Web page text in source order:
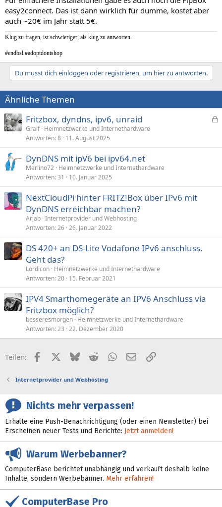
easy2connect. Das ist dann wirklich für dumme, kostet aber
auch ~20€ im Jahr statt 5€.
Klug zu fragen, ist schwieriger, als klug zu antworten.
#endbsl #adoptdontshop
Du musst dich einloggen oder registrieren, um hier zu antworten.
Ähnliche Themen
p
Fritzbox, dyndns, ipv6, unraid
Graif Heimnetzwerke und Internethardware
Antworten 8 11. August 2025
DynDNS mit ipV6 bei ipv64.net
Merlino72 Heimnetzwerke und Internethardware
Antworten 31 10. Januar 2025
NextCloudPi hinter FRITZ!Box über IPv6 mit
DynDNS erreichbar machen?
Arjab Internetprovider und Webhosting
Antworten 26 26. Januar 2022
DS 420+ an DS-Lite Vodafone IPv6 anschluss.
Geht das?
Lordicon Heimnetzwerke und Internethardware
Antworten 20 15. Februar 2021
IPV4 Smarthomegeräte an IPV6 Anschluss via
Fritzbox möglich?
besseresmorgen Heimnetzwerke und Internethardware
Antworten 23 22. Dezember 2020
Teilen: FacebookX (Twitter)
BlueskyRedditWhatsApp
E-MailLink
Internetprovider und Webhosting
Nichts mehr verpassen!
Erhalte eine Push-Benachrichtigung (oder einen Newsletter) bei
Erscheinen neuer Tests und Berichte: Jetzt anmelden!
Warum Werbebanner?
ComputerBase berichtet unabhängig und verkauft deshalb keine
Inhalte, sondern Werbebanner. Mehr erfahren!
ComputerBase Pro